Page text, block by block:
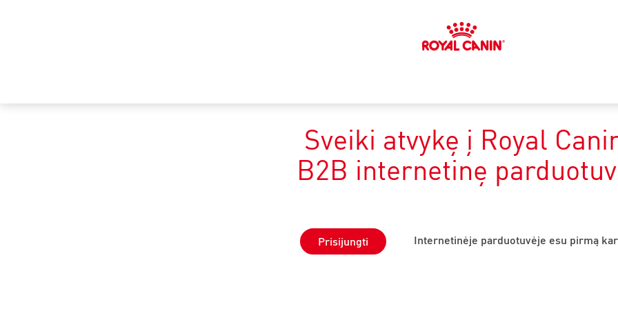
Sveiki atvykę į Royal
B2B internetinę
Prisijungti Internetinėje parduotuvėje esu pirmą